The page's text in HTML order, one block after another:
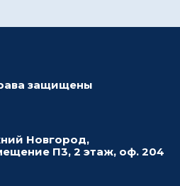
защищены
Новгород,
П3, 2 этаж, оф. 204